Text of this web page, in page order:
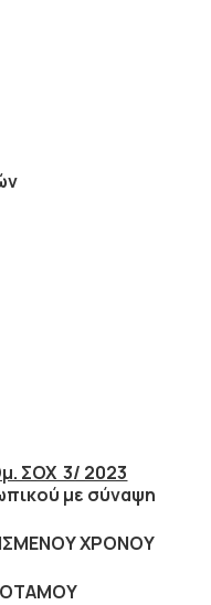
ΣΟΧ 3/ 2023
με σύναψη
ΧΡΟΝΟΥ